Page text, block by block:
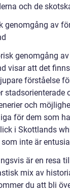
och de
genomgång av
genomgång
visar att det
förståelse
stadsorienterade
och
för dem som
i Skottlands
inte är
är en resa
mix av
du att bli